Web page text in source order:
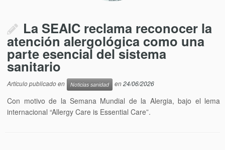
La SEAIC reclama reconocer la
atención alergológica como una
parte esencial del sistema
sanitario
Artículo publicado en Noticias sanidad en24/06/2026
Con motivo de la Semana Mundial de la Alergia, bajo el lema
internacional “Allergy Care is Essential Care”.